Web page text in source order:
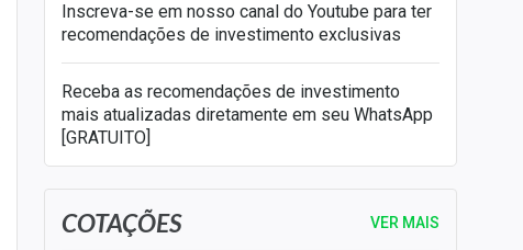
Inscreva-se em nosso canal do Youtube para ter
recomendações de investimento exclusivas
Receba as recomendações de investimento
mais atualizadas diretamente em seu WhatsApp
[GRATUITO]
COTAÇÕES VER MAIS